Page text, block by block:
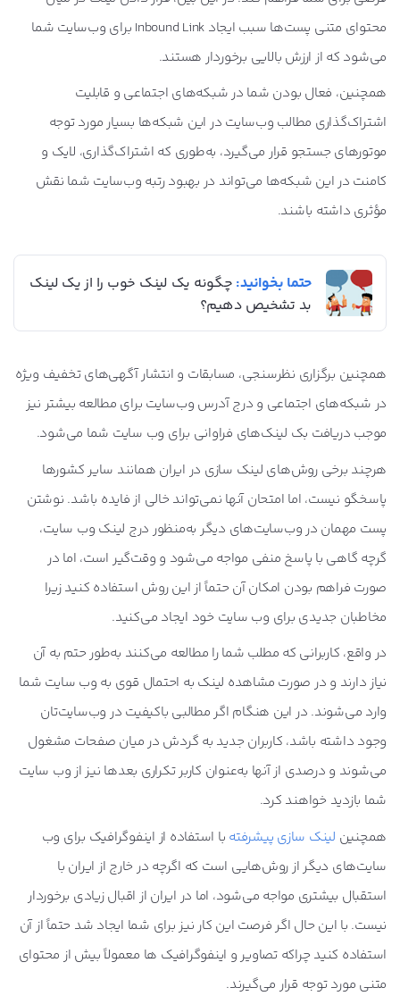
محتوای متنی پست‌ها سبب ایجاد Inbound Link برای وب‌سایت شما
می‌شود که از ارزش بالایی برخوردار هستند.
همچنین، فعال بودن شما در شبکه‌های اجتماعی و قابلیت
اشتراک‌گذاری مطالب وب‌سایت در این شبکه‌ها بسیار مورد توجه
موتورهای جستجو قرار می‌گیرد، به‌طوری که اشتراک‌گذاری، لایک و
کامنت در این شبکه‌ها می‌تواند در بهبود رتبه وب‌سایت شما نقش
مؤثری داشته باشند.
حتما بخوانید: چگونه یک لینک خوب را از یک لینک
بد تشخیص دهیم؟
همچنین برگزاری نظرسنجی، مسابقات و انتشار آگهی‌های تخفیف ویژه
در شبکه‌های اجتماعی و درج آدرس وب‌سایت برای مطالعه بیشتر نیز
موجب دریافت بک لینک‌های فراوانی برای وب سایت شما می‌شود.
هرچند برخی روش‌های لینک سازی در ایران همانند سایر کشورها
پاسخگو نیست، اما امتحان آنها نمی‌تواند خالی از فایده باشد. نوشتن
پست مهمان در وب‌سایت‌های دیگر به‌منظور درج لینک وب سایت،
گرچه گاهی با پاسخ منفی مواجه می‌شود و وقت‌گیر است، اما در
صورت فراهم بودن امکان آن حتماً از این روش استفاده کنید زیرا
مخاطبان جدیدی برای وب سایت خود ایجاد می‌کنید.
در واقع، کاربرانی که مطلب شما را مطالعه می‌کنند به‌طور حتم به آن
نیاز دارند و در صورت مشاهده لینک به احتمال قوی به وب سایت شما
وارد می‌شوند. در این هنگام اگر مطالبی باکیفیت در وب‌سایت‌تان
وجود داشته باشد، کاربران جدید به گردش در میان صفحات مشغول
می‌شوند و درصدی از آنها به‌عنوان کاربر تکراری بعدها نیز از وب سایت
شما بازدید خواهند کرد.
همچنین لینک سازی پیشرفته با استفاده از اینفوگرافیک برای وب
سایت‌های دیگر از روش‌هایی است که اگرچه در خارج از ایران با
استقبال بیشتری مواجه می‌شود، اما در ایران از اقبال زیادی برخوردار
نیست. با این حال اگر فرصت این کار نیز برای شما ایجاد شد حتماً از آن
استفاده کنید چراکه تصاویر و اینفوگرافیک ها معمولاً بیش از محتوای
متنی مورد توجه قرار می‌گیرند.